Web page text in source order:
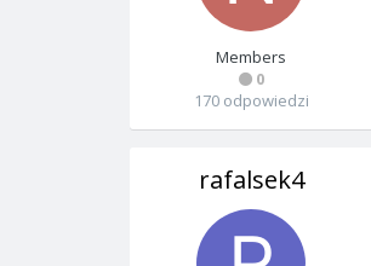
Members
0
170 odpowiedzi
rafalsek4